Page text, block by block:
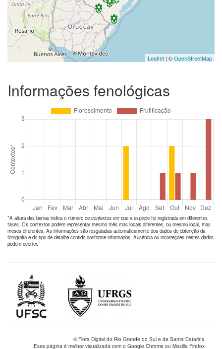
Leaflet | ©OpenStreetMap
Informações fenológicas
*A altura das barras indica o número de contextos em que a espécie foi registrada em diferentes
fases. Os contextos podem representar mesmo mês mas locais diferentes, ou mesmo local, mas
meses diferentes. As informações são resgatadas automaticamente dos dados de obtenção da
fotografia e do tipo de detalhe contido conforme informados. Ausência ou incorreções nestes dados
podem ocorrer.
© Flora Digital do Rio Grande do Sul e de Santa Catarina
Essa página é melhor visualizada com o Google Chrome ou Mozilla Firefox